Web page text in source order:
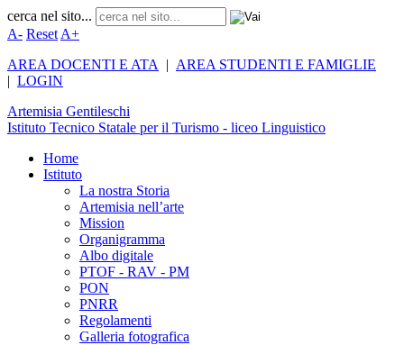
cerca nel sito...
A- Reset A+
AREA DOCENTI E ATA
| AREA STUDENTI E FAMIGLIE
| LOGIN
Artemisia Gentileschi
Istituto Tecnico Statale per il Turismo - liceo Linguistico
Home
Istituto
La nostra Storia
Artemisia nell’arte
Mission
Organigramma
Albo digitale
PTOF - RAV - PM
PON
PNRR
Regolamenti
Galleria fotografica